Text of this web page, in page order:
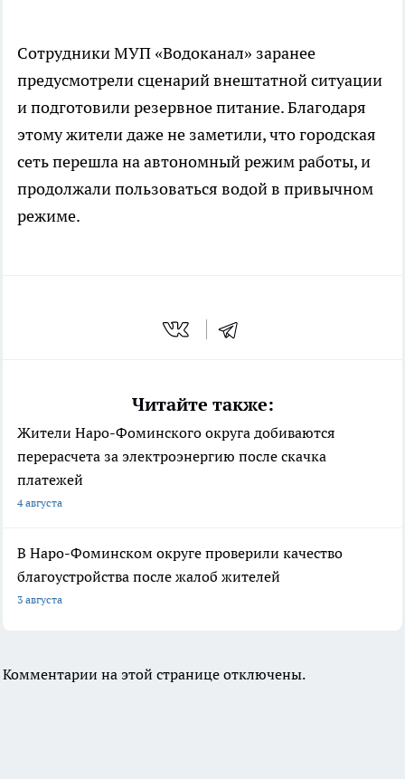
Сотрудники МУП «Водоканал» заранее
предусмотрели сценарий внештатной ситуации
и подготовили резервное питание. Благодаря
этому жители даже не заметили, что городская
сеть перешла на автономный режим работы, и
продолжали пользоваться водой в привычном
режиме.
Читайте также:
Жители Наро-Фоминского округа добиваются
перерасчета за электроэнергию после скачка
платежей
4 августа
В Наро-Фоминском округе проверили качество
благоустройства после жалоб жителей
3 августа
Комментарии на этой странице отключены.